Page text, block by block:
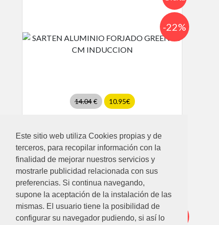
Este sitio web utiliza Cookies propias y de
terceros, para recopilar información con la
finalidad de mejorar nuestros servicios y
mostrarle publicidad relacionada con sus
preferencias. Si continua navegando,
supone la aceptación de la instalación de las
mismas. El usuario tiene la posibilidad de
configurar su navegador pudiendo, si así lo
14.04€ 10.95€
-22%
Ver detalle
-21%